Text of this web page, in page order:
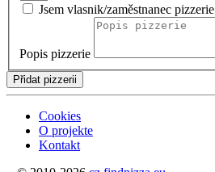
Jsem vlasnik/zaměstnanec pizzerie
Popis pizzerie
Přidat pizzerii
Cookies
O projekte
Kontakt